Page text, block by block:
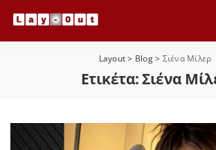
Layout> Blog> Σιένα Μίλερ
Ετικέτα:Σιένα